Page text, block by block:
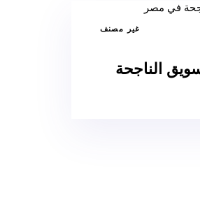
غير مصنف
الناجحة